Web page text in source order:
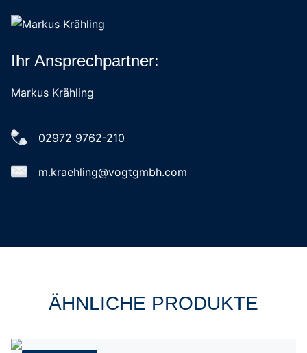
Ihr Ansprechpartner:
Markus Krähling
02972 9762-210
m.kraehling@vogtgmbh.com
ÄHNLICHE PRODUKTE